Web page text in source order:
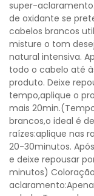
super-
de oxidante se
cabelos brancos
misture o tom
natural intensiva.
todo o cabelo até
produto. Deixe
tempo,aplique o
mais
brancos,o ideal é
raízes:aplique nas
20-30minutos.
e deixe repousar
minutos)